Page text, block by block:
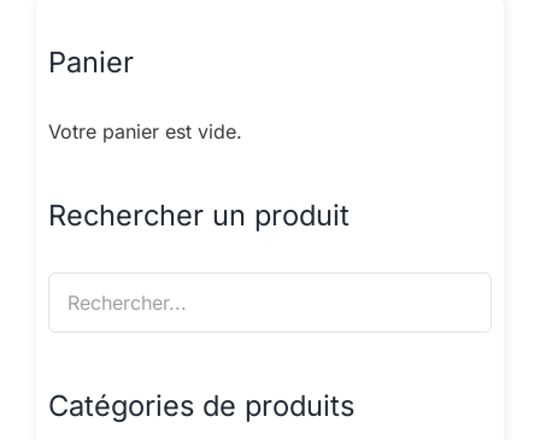
Panier
Votre panier est vide.
Rechercher un produit
Catégories de produits